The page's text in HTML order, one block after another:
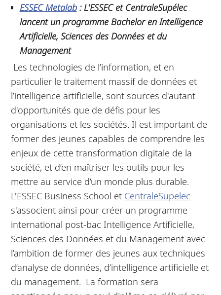
ESSEC Metalab: L'ESSEC et CentraleSupélec
lancent un programme Bachelor en Intelligence
Artificielle, Sciences des Données et du
Management
Les technologies de l’information, et en
particulier le traitement massif de données et
l’intelligence artificielle, sont sources d'autant
d'opportunités que de défis pour les
organisations et les sociétés. Il est important de
former des jeunes capables de comprendre les
enjeux de cette transformation digitale de la
société, et d’en maîtriser les outils pour les
mettre au service d’un monde plus durable.
L'ESSEC Business School et CentraleSupelec
s'associent ainsi pour créer un programme
international post-bac Intelligence Artificielle,
Sciences des Données et du Management avec
l’ambition de former des jeunes aux techniques
d’analyse de données, d’intelligence artificielle et
du management. La formation sera